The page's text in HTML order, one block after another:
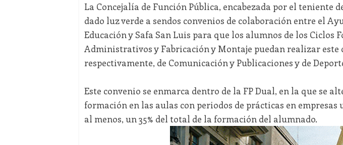
La Concejalía de Función Pública, encabezada por el teniente
dado luz verde a sendos convenios de colaboración entre el
Educación y Safa San Luis para que los alumnos de los Ciclos
Administrativos y Fabricación y Montaje puedan realizar este
respectivamente, de Comunicación y Publicaciones y de
Este convenio se enmarca dentro de la FP Dual, en la que se
formación en las aulas con periodos de prácticas en empresas
al menos, un 35% del total de la formación del alumnado.